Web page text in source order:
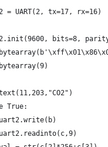
= UART(2, tx=17, rx=16)
bits=8,
True: